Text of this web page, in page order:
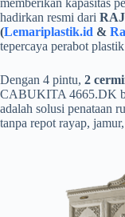
hadirkan resmi dari
(Lemariplastik.id &
tepercaya perabot
Dengan 4 pintu, 2
CABUKITA 4665.DK
adalah solusi penataan
tanpa repot rayap,